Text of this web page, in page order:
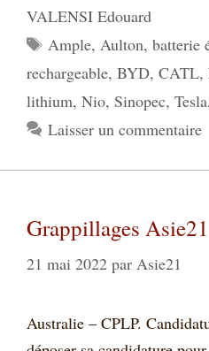
VALENSI Edouard
Étiquettes
Ample, Aulton, batterie
rechargeable, BYD, CATL,
lithium, Nio, Sinopec, Tesla
Laisser un commentaire
Grappillages
21 mai 2022 par Asie21
Australie – CPLP.